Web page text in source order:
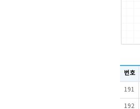
번호
191
192